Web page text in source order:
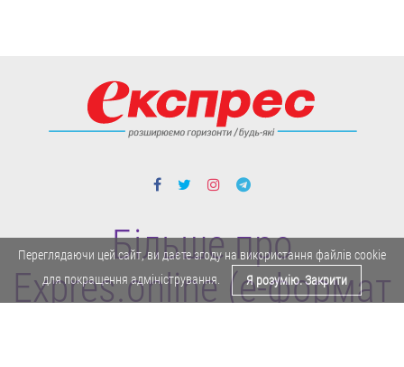
Більше про
Expres.online (e-формат
Переглядаючи цей сайт, ви даєте згоду на використання файлів cookie
для покращення адміністрування.
Я розумію. Закрити